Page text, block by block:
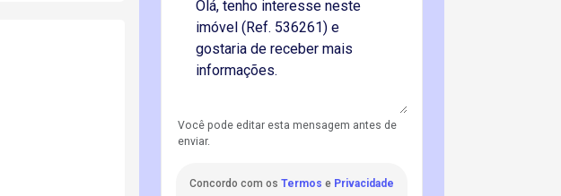
Você pode editar esta mensagem antes de
enviar.
Concordo com os Termos e Privacidade